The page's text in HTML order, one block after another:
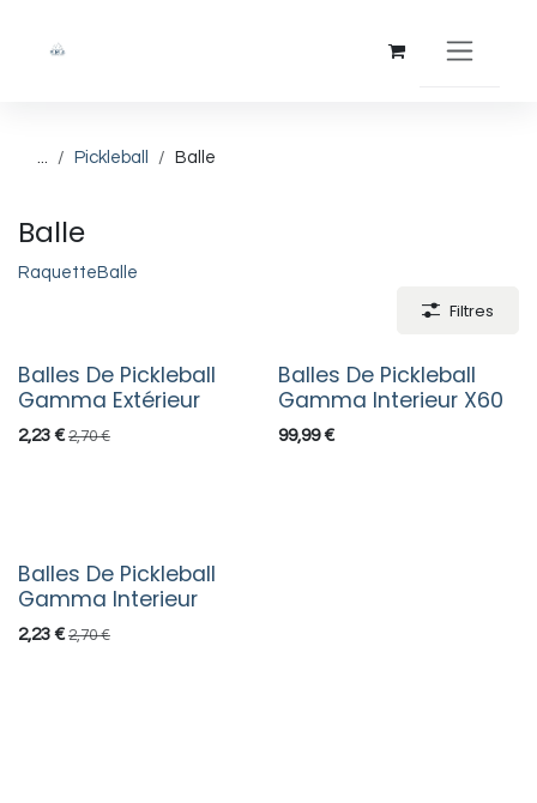
... Pickleball Balle
Balle
Raquette Balle
Filtres
Balles De Pickleball
Gamma Extérieur
2,23 € 2,70€
Balles De Pickleball
Gamma Interieur X60
99,99€
Balles De Pickleball
Gamma Interieur
2,23 € 2,70€